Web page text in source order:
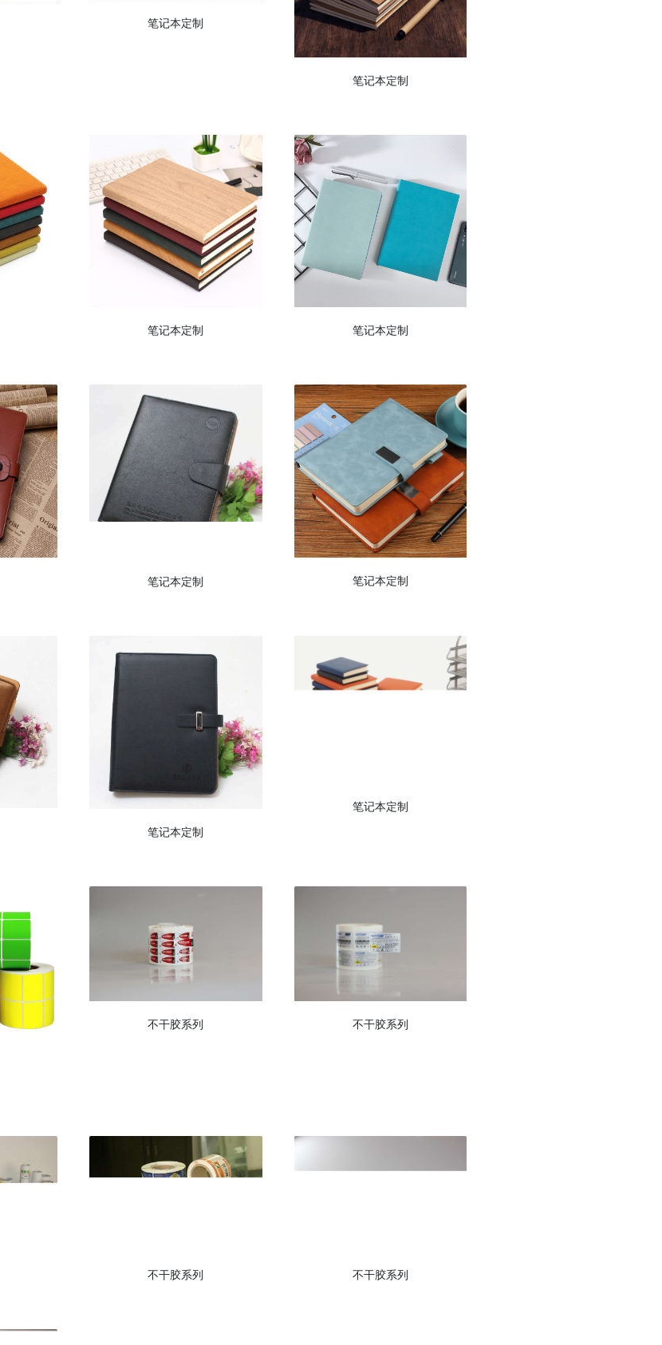
笔记本定制
笔记本定制
笔记本定制 笔记本定制
笔记本定制 笔记本定制
笔记本定制
笔记本定制
不干胶系列 不干胶系列
不干胶系列 不干胶系列